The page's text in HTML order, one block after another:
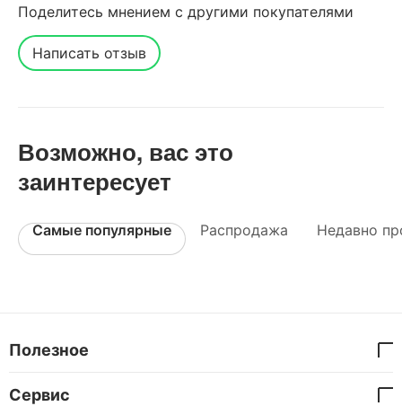
Поделитесь мнением с другими покупателями
Написать отзыв
Возможно, вас это
заинтересует
Самые популярные Распродажа Недавно
Полезное
Сервис